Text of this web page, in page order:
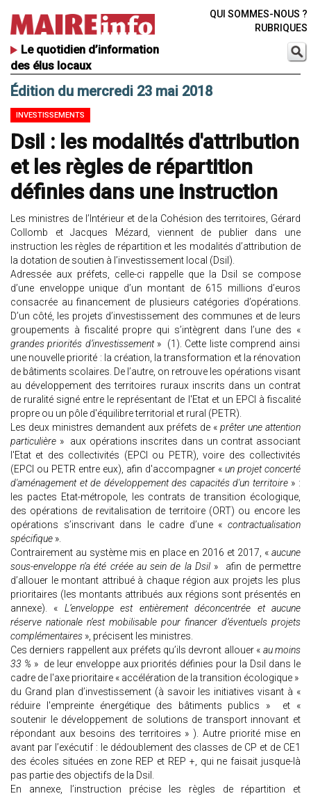
Le quotidien d’information
des élus locaux
QUI SOMMES-NOUS ?
RUBRIQUES
Édition du mercredi 23 mai 2018
INVESTISSEMENTS
Dsil : les modalités d'attribution
et les règles de répartition
définies dans une instruction
Les ministres de l’Intérieur et de la Cohésion des territoires, Gérard
Collomb et Jacques Mézard, viennent de publier dans une
instruction les règles de répartition et les modalités d’attribution de
la dotation de soutien à l’investissement local (Dsil).
Adressée aux préfets, celle-ci rappelle que la Dsil se compose
d’une enveloppe unique d’un montant de 615 millions d’euros
consacrée au financement de plusieurs catégories d’opérations.
D’un côté, les projets d’investissement des communes et de leurs
groupements à fiscalité propre qui s’intègrent dans l’une des «
grandes priorités d’investissement» (1). Cette liste comprend ainsi
une nouvelle priorité : la création, la transformation et la rénovation
de bâtiments scolaires. De l’autre, on retrouve les opérations visant
au développement des territoires ruraux inscrits dans un contrat
de ruralité signé entre le représentant de l'Etat et un EPCI à fiscalité
propre ou un pôle d'équilibre territorial et rural (PETR).
Les deux ministres demandent aux préfets de « prêter une attention
particulière » aux opérations inscrites dans un contrat associant
l'Etat et des collectivités (EPCI ou PETR), voire des collectivités
(EPCI ou PETR entre eux), afin d'accompagner « un projet concerté
d'aménagement et de développement des capacités d'un territoire» :
les pactes Etat-métropole, les contrats de transition écologique,
des opérations de revitalisation de territoire (ORT) ou encore les
opérations s’inscrivant dans le cadre d’une « contractualisation
spécifique ».
Contrairement au système mis en place en 2016 et 2017, « aucune
sous-enveloppe n’a été créée au sein de la Dsil» afin de permettre
d’allouer le montant attribué à chaque région aux projets les plus
prioritaires (les montants attribués aux régions sont présentés en
annexe). « L’enveloppe est entièrement déconcentrée et aucune
réserve nationale n’est mobilisable pour financer d’éventuels projets
complémentaires », précisent les ministres.
Ces derniers rappellent aux préfets qu’ils devront allouer « au moins
33 % » de leur enveloppe aux priorités définies pour la Dsil dans le
cadre de l'axe prioritaire « accélération de la transition écologique »
du Grand plan d’investissement (à savoir les initiatives visant à «
réduire l'empreinte énergétique des bâtiments publics » et «
soutenir le développement de solutions de transport innovant et
répondant aux besoins des territoires » ). Autre priorité mise en
avant par l’exécutif : le dédoublement des classes de CP et de CE1
des écoles situées en zone REP et REP +, qui ne faisait jusque-là
pas partie des objectifs de la Dsil.
En annexe, l’instruction précise les règles de répartition et